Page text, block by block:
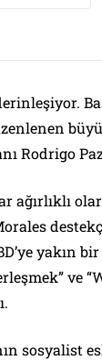
Rodrigo
ağırlıklı
yakın
ve
sosyalist